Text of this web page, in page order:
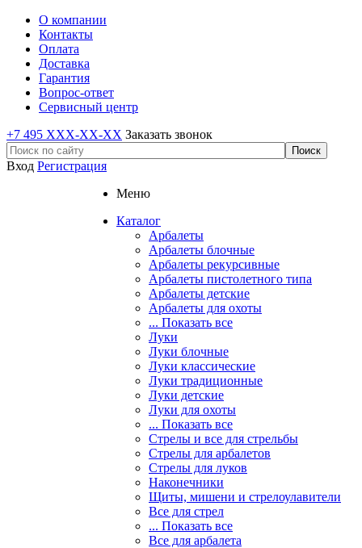
О компании
Контакты
Оплата
Доставка
Гарантия
Вопрос-ответ
Сервисный центр
+7 495 XXX-XX-XX Заказать звонок
Вход Регистрация
Меню
Каталог
Арбалеты
Арбалеты блочные
Арбалеты рекурсивные
Арбалеты пистолетного типа
Арбалеты детские
Арбалеты для охоты
... Показать все
Луки
Луки блочные
Луки классические
Луки традиционные
Луки детские
Луки для охоты
... Показать все
Стрелы и все для стрельбы
Стрелы для арбалетов
Стрелы для луков
Наконечники
Щиты, мишени и стрелоулавители
Все для стрел
... Показать все
Все для арбалета